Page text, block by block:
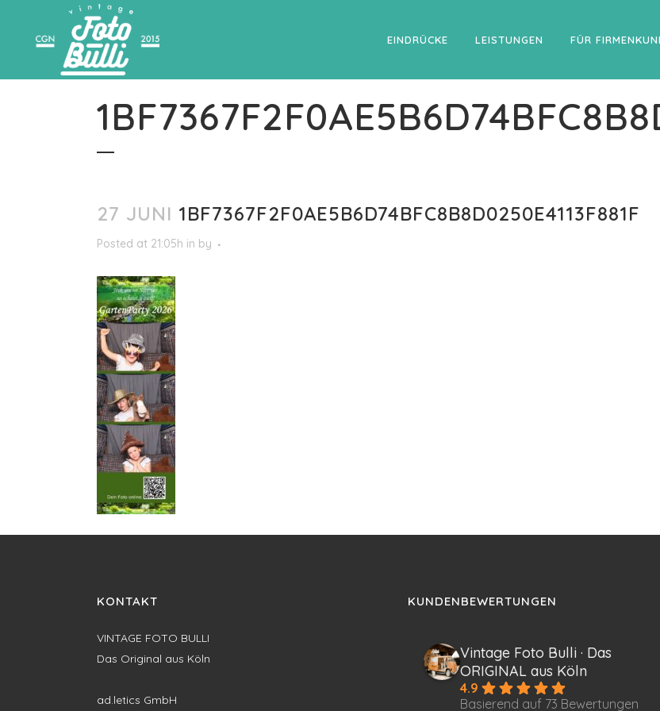
EINDRÜCKE LEISTUNGEN FÜR
27 JUNI 1BF7367F2F0AE5B6D74BFC8B8D0250E4113F881F
Posted at 21:05h in by
KONTAKT
VINTAGE FOTO BULLI
Das Original aus Köln
ad.letics GmbH
KUNDENBEWERTUNGEN
Vintage Foto Bulli · Das
ORIGINAL aus Köln
4.9
Basierend auf 73 Bewertungen